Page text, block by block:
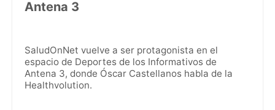
Antena 3
SaludOnNet vuelve a ser protagonista en el
espacio de Deportes de los Informativos de
Antena 3, donde Óscar Castellanos habla de la
Healthvolution.